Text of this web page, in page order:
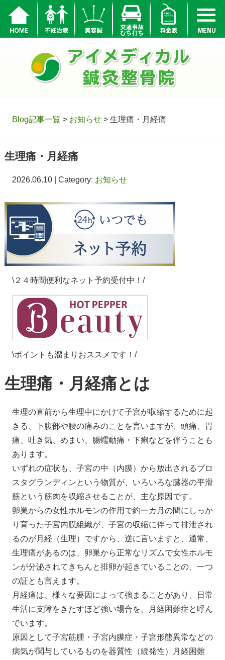
Blog記事一覧 > お知らせ> 生理痛・月経痛
生理痛・月経痛
2026.06.10 | Category: お知らせ
\２４時間便利なネット予約受付中！/
\ポイントも溜まりおススメです！/
生理痛・月経痛とは
生理の直前から生理中にかけて子宮が収縮するために起
きる、下腹部や腰の痛みのことを言いますが、頭痛、胃
痛、吐き気、めまい、腸蠕動痛・下痢などを伴うことも
あります。
いずれの症状も、子宮の中（内膜）から放出されるプロ
スタグランディンという物質が、いろいろな臓器の平滑
筋という筋肉を収縮させることが、主な原因です。
卵巣からの女性ホルモンの作用で約一カ月の間にしっか
り育った子宮内膜組織が、子宮の収縮に伴って排泄され
るのが月経（生理）ですから、逆に言いますと、通常、
生理痛があるのは、卵巣から正常なリズムで女性ホルモ
ンが分泌されてきちんと排卵が起きていることの、一つ
の証とも言えます。
月経痛は、様々な要因によって強まることがあり、日常
生活に支障をきたすほど強い場合を、月経困難症と呼ん
でいます。
原因として子宮筋腫・子宮内膜症・子宮形態異常などの
病気が関与しているものを器質性（続発性）月経困難